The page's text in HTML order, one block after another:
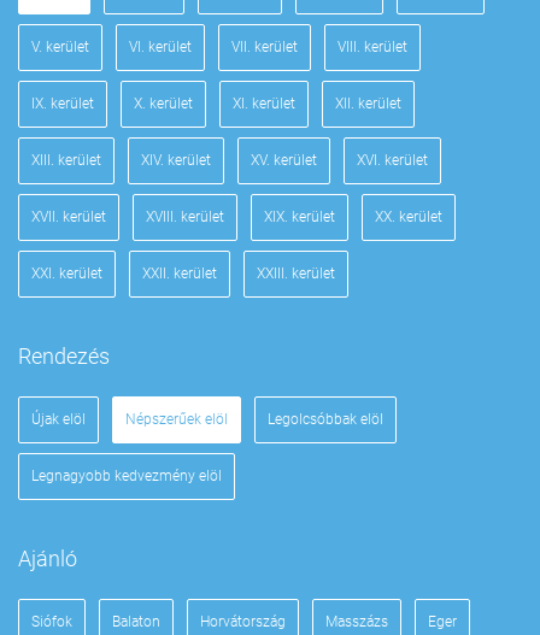
V. kerület VI. kerület VII. kerület VIII. kerület
IX. kerület X. kerület XI. kerület XII. kerület
XIII. kerület XIV. kerület XV. kerület XVI. kerület
XVII. kerület XVIII. kerület XIX. kerület XX. kerület
XXI. kerület XXII. kerület XXIII. kerület
Rendezés
Újak elöl Népszerűek elöl Legolcsóbbak elöl
Legnagyobb kedvezmény elöl
Ajánló
Siófok Balaton Horvátország Masszázs Eger